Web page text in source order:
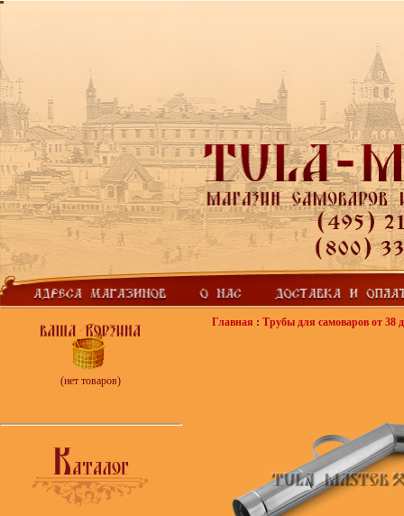
(нет товаров)
Главная : Трубы для самоваров от 38